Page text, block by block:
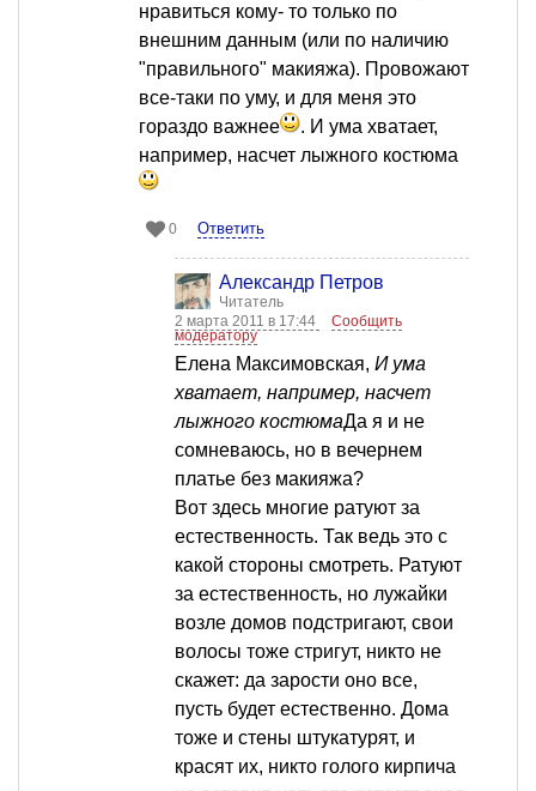
нравиться кому- то только по
внешним данным (или по наличию
"правильного" макияжа). Провожают
все-таки по уму, и для меня это
гораздо важнее
. И ума хватает,
например, насчет лыжного костюма
0 Ответить
Александр Петров
Читатель
2 марта 2011 в 17:44
Сообщить
модератору
Елена Максимовская, И ума
хватает, например, насчет
лыжного костюмаДа я и не
сомневаюсь, но в вечернем
платье без макияжа?
Вот здесь многие ратуют за
естественность. Так ведь это с
какой стороны смотреть. Ратуют
за естественность, но лужайки
возле домов подстригают, свои
волосы тоже стригут, никто не
скажет: да зарости оно все,
пусть будет естественно. Дома
тоже и стены штукатурят, и
красят их, никто голого кирпича